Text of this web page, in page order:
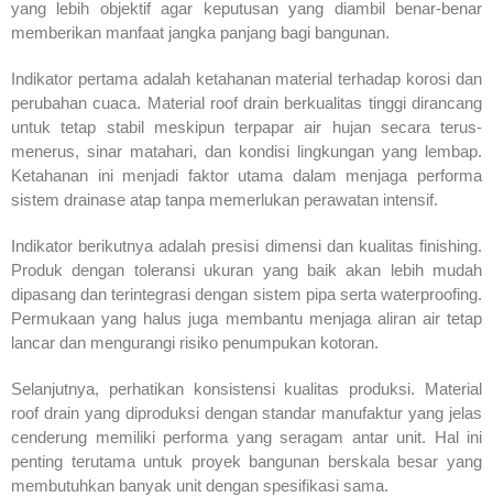
yang lebih objektif agar keputusan yang diambil benar-benar
memberikan manfaat jangka panjang bagi bangunan.
Indikator pertama adalah ketahanan material terhadap korosi dan
perubahan cuaca. Material roof drain berkualitas tinggi dirancang
untuk tetap stabil meskipun terpapar air hujan secara terus-
menerus, sinar matahari, dan kondisi lingkungan yang lembap.
Ketahanan ini menjadi faktor utama dalam menjaga performa
sistem drainase atap tanpa memerlukan perawatan intensif.
Indikator berikutnya adalah presisi dimensi dan kualitas finishing.
Produk dengan toleransi ukuran yang baik akan lebih mudah
dipasang dan terintegrasi dengan sistem pipa serta waterproofing.
Permukaan yang halus juga membantu menjaga aliran air tetap
lancar dan mengurangi risiko penumpukan kotoran.
Selanjutnya, perhatikan konsistensi kualitas produksi. Material
roof drain yang diproduksi dengan standar manufaktur yang jelas
cenderung memiliki performa yang seragam antar unit. Hal ini
penting terutama untuk proyek bangunan berskala besar yang
membutuhkan banyak unit dengan spesifikasi sama.